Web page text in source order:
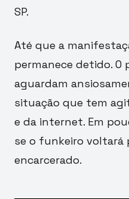
SP.
Até que a
permanece detido. O
aguardam
situação que tem
e da internet. Em
se o funkeiro voltará
encarcerado.